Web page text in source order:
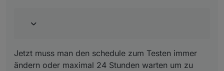
Jetzt muss man den schedule zum Testen immer
ändern oder maximal 24 Stunden warten um zu